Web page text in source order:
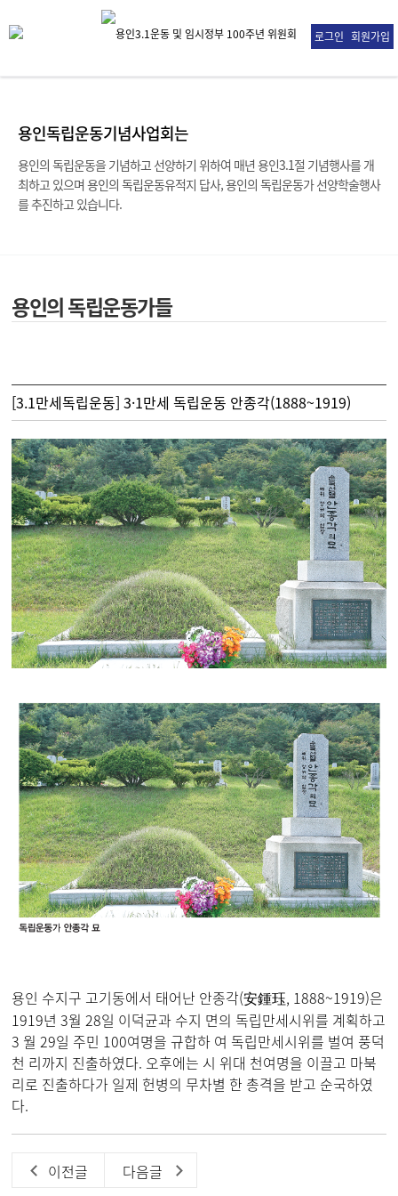
로그인 회원가입
용인독립운동기념사업회는
용인의 독립운동을 기념하고 선양하기 위하여 매년 용인3.1절 기념행사를 개
최하고 있으며 용인의 독립운동유적지 답사, 용인의 독립운동가 선양학술행사
를 추진하고 있습니다.
용인의 독립운동가들
[3.1만세독립운동] 3·1만세 독립운동 안종각(1888~1919)
용인 수지구 고기동에서 태어난 안종각(安鍾珏, 1888~1919)은
1919년 3월 28일 이덕균과 수지 면의 독립만세시위를 계획하고
3 월 29일 주민 100여명을 규합하 여 독립만세시위를 벌여 풍덕
천 리까지 진출하였다. 오후에는 시 위대 천여명을 이끌고 마북
리로 진출하다가 일제 헌병의 무차별 한 총격을 받고 순국하였
다.
이전글 다음글